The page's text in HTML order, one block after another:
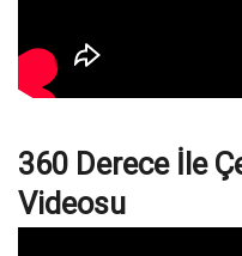
360 Derece İle
Videosu